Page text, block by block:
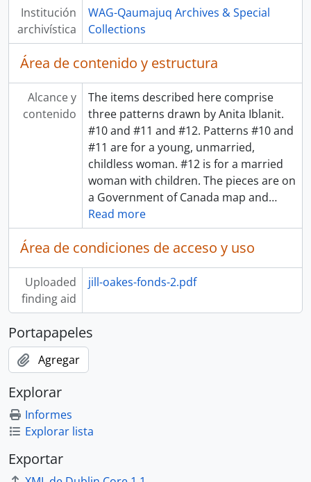
Institución
archivística
WAG-Qaumajuq Archives & Special
Collections
Área de contenido y estructura
Alcance y
contenido
The items described here comprise
three patterns drawn by Anita Iblanit.
#10 and #11 and #12. Patterns #10 and
#11 are for a young, unmarried,
childless woman. #12 is for a married
woman with children. The pieces are on
a Government of Canada map and…
Read more
Área de condiciones de acceso y uso
Uploaded
finding aid
jill-oakes-fonds-2.pdf
Portapapeles
Agregar
Explorar
Informes
Explorar lista
Exportar